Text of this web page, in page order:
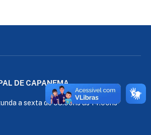
DE CAPANEMA
a sexta de 08:00hs às 14:00hs